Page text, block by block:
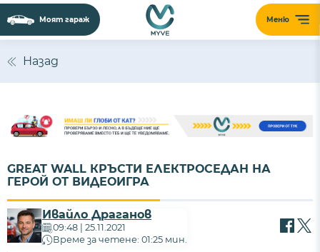
Меню
Моят гараж
Назад
GREAT WALL КРЪСТИ ЕЛЕКТРОСЕДАН НА
ГЕРОЙ ОТ ВИДЕОИГРА
Ивайло Драганов
09:48 | 25.11.2021
Време за четене: 01:25 мин.